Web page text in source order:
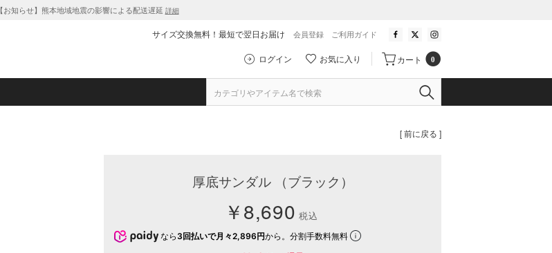
【お知らせ】熊本地域地震の影響による配送遅延 詳細
サイズ交換無料！最短で翌日お届け 会員登録 ご利用ガイド
ログイン お気に入り カート 0
[ 前に戻る ]
厚底サンダル （ブラック）
￥8,690 税込
なら 3回払いで月々2,896円から。分割手数料無料